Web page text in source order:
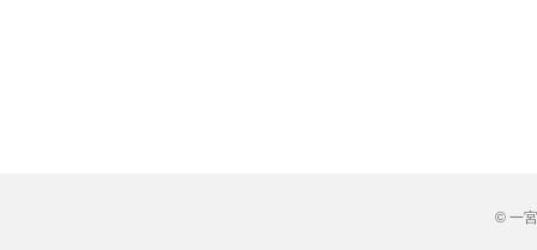
© 一